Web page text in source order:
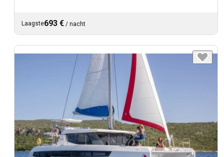
Laagste693 € / nacht